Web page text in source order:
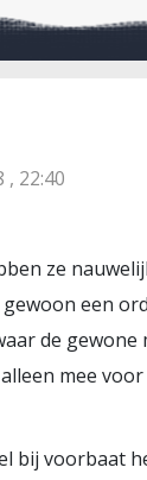
22:40
ze
een
de gewone
mee
bij voorbaat